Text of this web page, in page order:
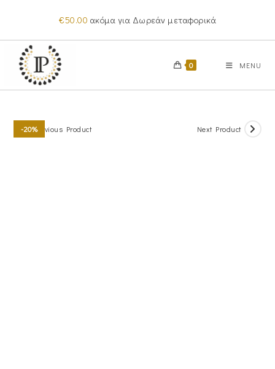
content
€50.00 ακόμα για Δωρεάν μεταφορικά
0 MENU
-20%Previous Product Next Product